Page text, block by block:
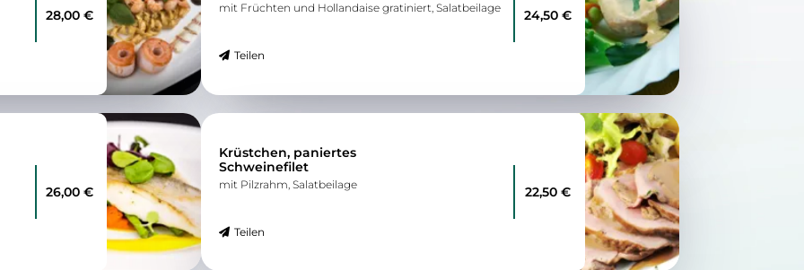
28,00 €
26,00 €
mit Früchten und Hollandaise gratiniert, Salatbeilage
Teilen
24,50 €
Krüstchen, paniertes
Schweinefilet
mit Pilzrahm, Salatbeilage
Teilen
22,50 €